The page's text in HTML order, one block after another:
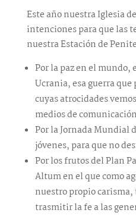
Este año nuestra Iglesia
intenciones para que las
nuestra Estación de
Por la paz en el mundo,
Ucrania, esa guerra
cuyas atrocidades
medios de
Por la Jornada Mundial
jóvenes, para que no
Por los frutos del Plan
Altum en el que como
nuestro propio
trasmitir la fe a las